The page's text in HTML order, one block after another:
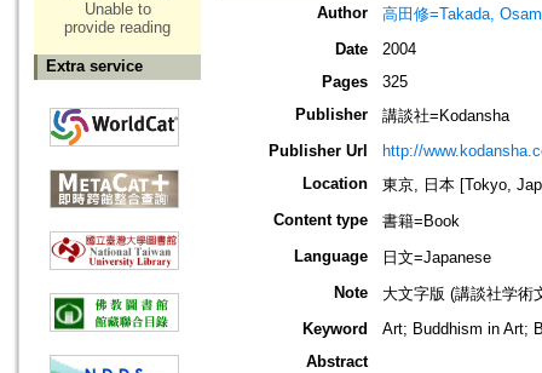
Unable to
provide reading
Extra service
Author
高田修=Takada,
Date
2004
Pages
325
Publisher
講談社=Kodansha
Publisher Url
http://
Location
東京, 日本 [Tokyo,
Content type
書籍=Book
Language
日文=Japanese
Note
大文字版 (講談社学術
Keyword
Art; Buddhism in Art;
Abstract